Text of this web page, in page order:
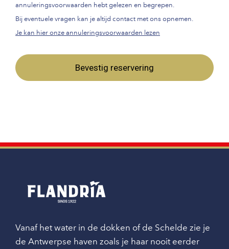
annuleringsvoorwaarden hebt gelezen en begrepen.
Bij eventuele vragen kan je altijd contact met ons opnemen.
Je kan hier onze annuleringsvoorwaarden lezen
Bevestig reservering
Vanaf het water in de dokken of de Schelde zie je
de Antwerpse haven zoals je haar nooit eerder